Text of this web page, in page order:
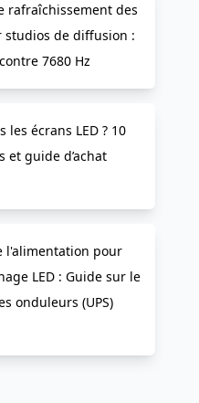
rafraîchissement des
studios de diffusion :
7680 Hz
les écrans LED ? 10
et guide d’achat
l'alimentation pour
LED : Guide sur le
onduleurs (UPS)